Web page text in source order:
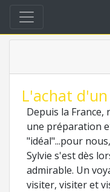
L'achat
Depuis la France,
une préparation
"idéal"...pour
Sylvie s'est dès
admirable. Un
visiter, visiter et